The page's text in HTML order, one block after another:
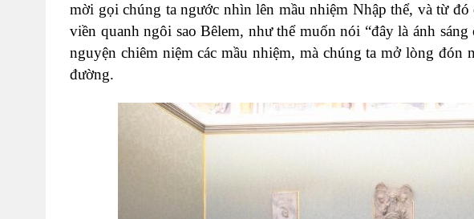
mời gọi chúng ta ngước nhìn lên mầu nhiệm Nhập thể, và từ
viền quanh ngôi sao Bêlem, như thể muốn nói “đây là ánh
nguyện chiêm niệm các mầu nhiệm, mà chúng ta mở lòng đón
đường.